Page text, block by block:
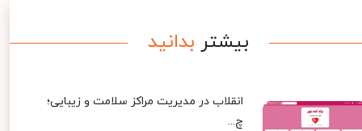
بیشتر بدانید
انقلاب در مدیریت مراکز سلامت و زیبایی؛
چ...